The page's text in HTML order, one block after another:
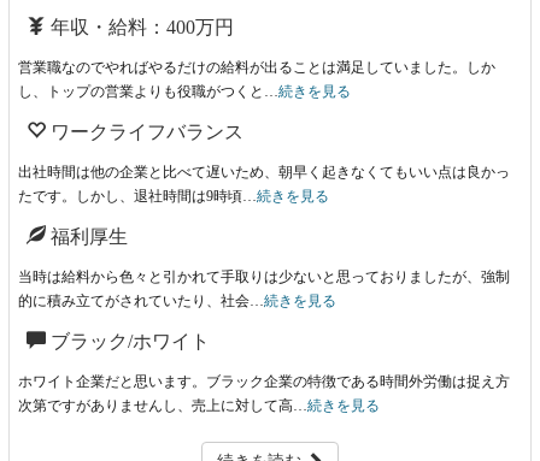
年収・給料：400万円
営業職なのでやればやるだけの給料が出ることは満足していました。しか
し、トップの営業よりも役職がつくと… 続きを見る
ワークライフバランス
出社時間は他の企業と比べて遅いため、朝早く起きなくてもいい点は良かっ
たです。しかし、退社時間は9時頃… 続きを見る
福利厚生
当時は給料から色々と引かれて手取りは少ないと思っておりましたが、強制
的に積み立てがされていたり、社会… 続きを見る
ブラック/ホワイト
ホワイト企業だと思います。ブラック企業の特徴である時間外労働は捉え方
次第ですがありませんし、売上に対して高… 続きを見る